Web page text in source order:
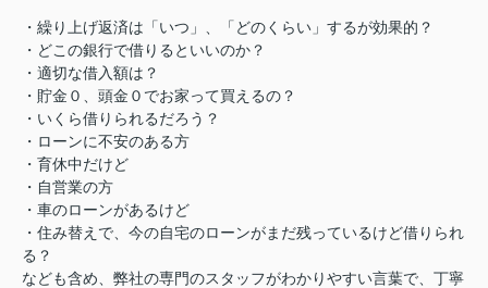
・繰り上げ返済は「いつ」、「どのくらい」するが効果的？
・どこの銀行で借りるといいのか？
・適切な借入額は？
・貯金０、頭金０でお家って買えるの？
・いくら借りられるだろう？
・ローンに不安のある方
・育休中だけど
・自営業の方
・車のローンがあるけど
・住み替えで、今の自宅のローンがまだ残っているけど借りられ
る？
なども含め、弊社の専門のスタッフがわかりやすい言葉で、丁寧